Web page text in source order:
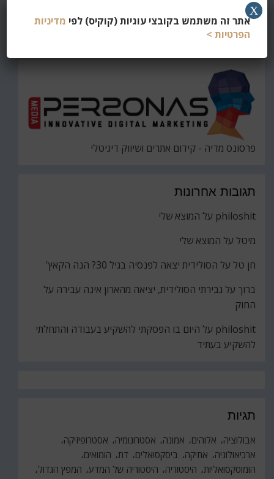
חפש
את
פרסונס מדיה - קידום אתרים ושיווק דיגיטלי
תגובות אחרונות
philoshit על המוצא שלי
מיטל על המוצא שלי
חן טל על הסולידית יצאה לפנסיה בגיל 30? הנה הקאץ'
ברוך על גבירתי הסולידית, יציאה מהארון אינה עבירה על
החוק
philoshit על היום בו הפסקתי להשקיע בעבודה והתחלתי
להשקיע בעתיד
תגיות
אבולוציה אלוהים אמונה אסטרונומיה
אסטרופיזיקה
ארכיאולוגיה
אתיקה ביסקסואלים דת הומואים
הומוסקסואליות היסטוריה היסטוריה של המדע המפץ הגדול
אתר זה משתמש בקובצי עוגיות (קוקיס) לפי מדיניות
הפרטיות >
X